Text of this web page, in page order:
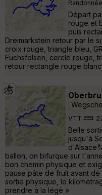
Départ
rouge et
puis
Dreimarkstein retour par le
croix rouge, triangle bleu,
Fuchsfelsen, cercle rouge,
retour rectangle rouge
VTT
Belle
jusqu'à
ballon, on bifurque sur
bon chemin physique et
pause pâte de fruit avant
sortie physique, le
prendre à la légè »